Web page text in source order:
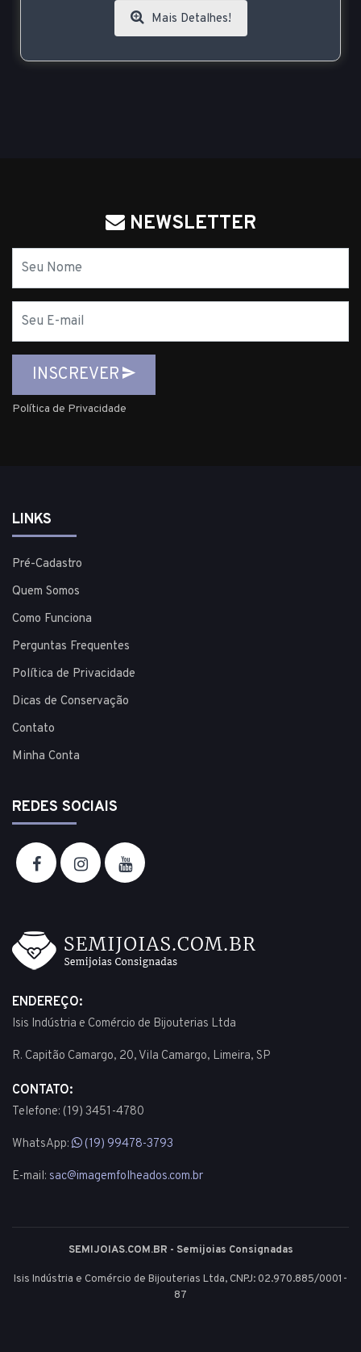
Mais Detalhes!
NEWSLETTER
mail
INSCREVER
Política de Privacidade
LINKS
Pré-Cadastro
Quem Somos
Como Funciona
Perguntas Frequentes
Política de Privacidade
Dicas de Conservação
Contato
Minha Conta
REDES SOCIAIS
ENDEREÇO:
Isis Indústria e Comércio de Bijouterias Ltda
R. Capitão Camargo, 20, Vila Camargo, Limeira, SP
CONTATO:
Telefone: (19) 3451-4780
WhatsApp: (19) 99478-3793
E-mail: sac@imagemfolheados.com.br
SEMIJOIAS.COM.BR - Semijoias Consignadas
Isis Indústria e Comércio de Bijouterias Ltda, CNPJ: 02.970.885/0001-
87